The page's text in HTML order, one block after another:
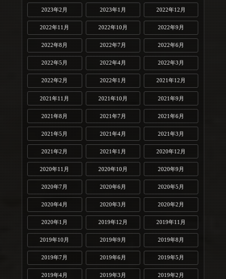
2023年2月 2023年1月 2022年12月
2022年11月 2022年10月 2022年9月
2022年8月 2022年7月 2022年6月
2022年5月 2022年4月 2022年3月
2022年2月 2022年1月 2021年12月
2021年11月 2021年10月 2021年9月
2021年8月 2021年7月 2021年6月
2021年5月 2021年4月 2021年3月
2021年2月 2021年1月 2020年12月
2020年11月 2020年10月 2020年9月
2020年7月 2020年6月 2020年5月
2020年4月 2020年3月 2020年2月
2020年1月 2019年12月 2019年11月
2019年10月 2019年9月 2019年8月
2019年7月 2019年6月 2019年5月
2019年4月 2019年3月 2019年2月